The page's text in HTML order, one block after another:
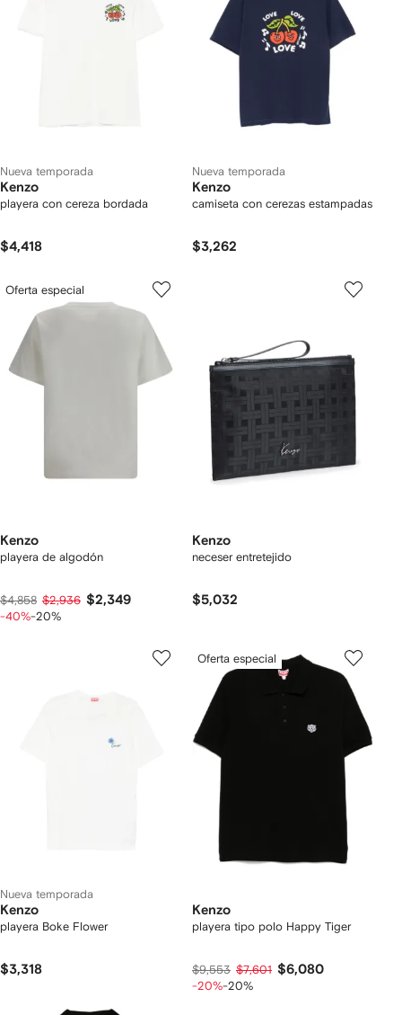
Nueva temporada
Kenzo
playera con cereza bordada
$4,418
Nueva temporada
Kenzo
camiseta con cerezas estampadas
$3,262
Oferta especial
Kenzo
playera de algodón
$4,858 $2,936 $2,349
-40%-20%
Kenzo
neceser entretejido
$5,032
Nueva temporada
Kenzo
playera Boke Flower
$3,318
Oferta especial
Kenzo
playera tipo polo Happy Tiger
$9,553 $7,601 $6,080
-20%-20%